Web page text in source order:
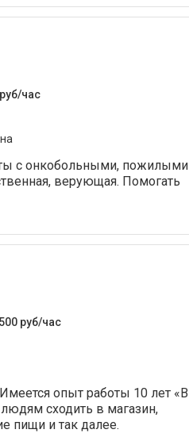
час
с онкобольными, пожилыми
верующая. Помогать
руб/час
опыт работы 10 лет «В
сходить в магазин,
пищи и так далее.